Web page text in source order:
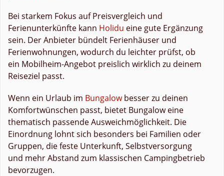
Bei starkem Fokus auf Preisvergleich und
Ferienunterkünfte kann Holidu eine gute Ergänzung
sein. Der Anbieter bündelt Ferienhäuser und
Ferienwohnungen, wodurch du leichter prüfst, ob
ein Mobilheim-Angebot preislich wirklich zu deinem
Reiseziel passt.
Wenn ein Urlaub im Bungalowbesser zu deinen
Komfortwünschen passt, bietet Bungalow eine
thematisch passende Ausweichmöglichkeit. Die
Einordnung lohnt sich besonders bei Familien oder
Gruppen, die feste Unterkunft, Selbstversorgung
und mehr Abstand zum klassischen Campingbetrieb
bevorzugen.